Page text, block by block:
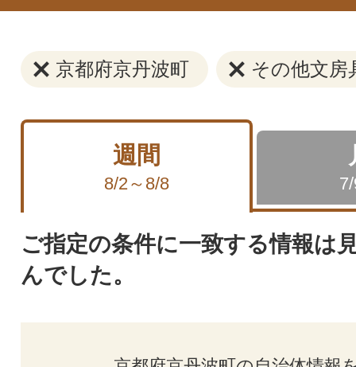
京都府京丹波町 その他文房
週間
8/2～8/8
ご指定の条件に一致する情報は
んでした。